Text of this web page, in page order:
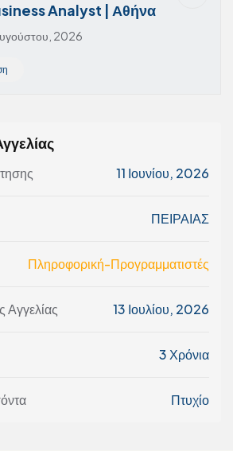
Analyst | Αθήνα
2026
11 Ιουνίου, 2026
ΠΕΙΡΑΙΑΣ
Πληροφορική-Προγραμματιστές
Αγγελίας 13 Ιουλίου, 2026
3 Χρόνια
Πτυχίο